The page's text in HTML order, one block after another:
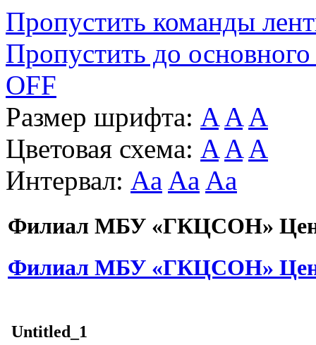
Пропустить команды
Пропустить до основного
OFF
Размер шрифта: A A A
Цветовая схема: A A A
Интервал: Aa Aa Aa
Филиал МБУ «ГКЦСОН»
Филиал МБУ «ГКЦСОН»
Untitled_1